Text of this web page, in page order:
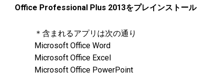
Office Professional Plus 2013をプレインストール
＊含まれるアプリは次の通り
Microsoft Office Word
Microsoft Office Excel
Microsoft Office PowerPoint